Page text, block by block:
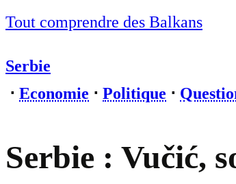
Tout comprendre des Balkans
Serbie
⋅ Economie ⋅ Politique ⋅
Serbie : Vučić,